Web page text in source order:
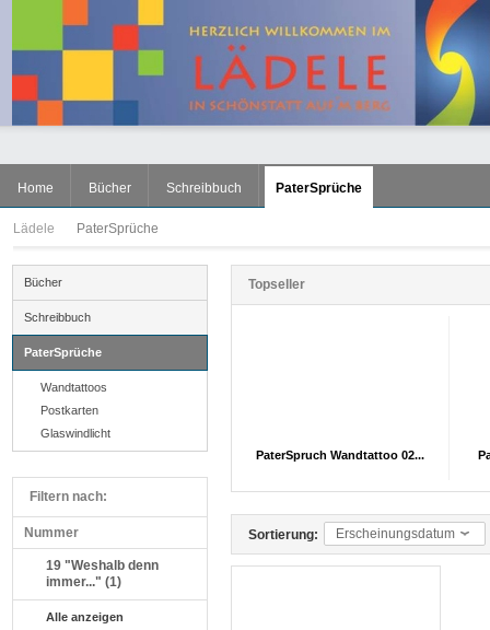
Home Bücher Schreibbuch PaterSprüche
Lädele PaterSprüche
Bücher
Schreibbuch
PaterSprüche
Wandtattoos
Postkarten
Glaswindlicht
Filtern nach:
Nummer
19 "Weshalb denn
immer..." (1)
Alle anzeigen
Topseller
PaterSpruch Wandtattoo 02...
Sortierung: Erscheinungsdatum